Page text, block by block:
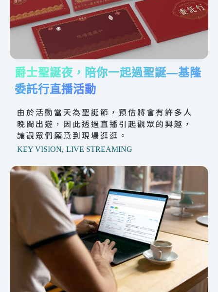
爵士聖誕夜，陪你一起過聖誕—基隆
委託行直播活動
由於活動當天為聖誕節，預估將會有許多人
晚間出遊，因此透過直播引起觀眾的興趣，
讓觀眾們願意到現場逛逛。
KEY VISION, LIVE STREAMING